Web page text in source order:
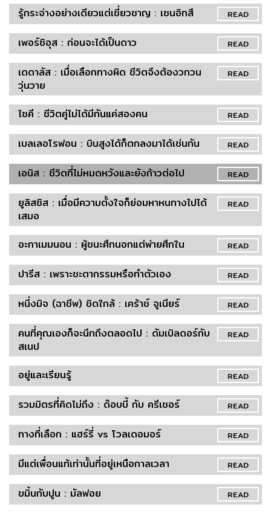
READ
รู้กระจ่างอย่างเดียวแต่เชี่ยวชาญ : เซนอิทสึ
READ
เพอร์ซิอุส : ก่อนจะได้เป็นดาว
READ
เดดาลัส : เมื่อเลือกทางผิด ชีวิตจึงต้องวกวน
วุ่นวาย
READ
ไซคี : ชีวิตคู่ไม่ได้มีกันแค่สองคน
READ
เบลเลอโรฟอน : บินสูงได้ก็ตกลงมาได้เช่นกัน
READ
เอนิส : ชีวิตที่ไม่หมดหวังและยังก้าวต่อไป
READ
ยูลิสซิส : เมื่อมีความตั้งใจก็ย่อมหาหนทางไปได้
เสมอ
READ
อะกาเมมนอน : ผู้ชนะศึกนอกแต่พ่ายศึกใน
READ
ปารีส : เพราะชะตากรรมหรือทำตัวเอง
READ
หนึ่งมิจ (ฉาชีพ) ชิดใกล้ : เคร้าช์ จูเนียร์
READ
คนที่คุณเองก็จะนึกถึงตลอดไป : ดัมเบิลดอร์กับ
สเนป
READ
อยู่และเรียนรู้
READ
รวมมิตรที่คิดไม่ถึง : ด๊อบบี้ กับ ครีเชอร์
READ
ทางที่เลือก : แฮร์รี่ vs โวลเดอมอร์
READ
มีแต่เพื่อนแท้เท่านั้นที่อยู่เหนือกาลเวลา
READ
ขมิ้นกับปูน : มัลฟอย